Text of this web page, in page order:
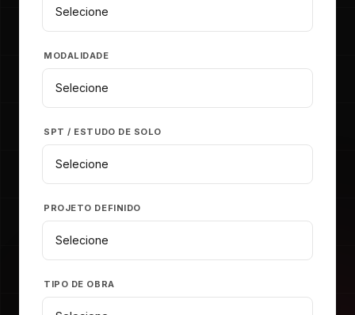
MODALIDADE
SPT / ESTUDO DE SOLO
PROJETO DEFINIDO
TIPO DE OBRA